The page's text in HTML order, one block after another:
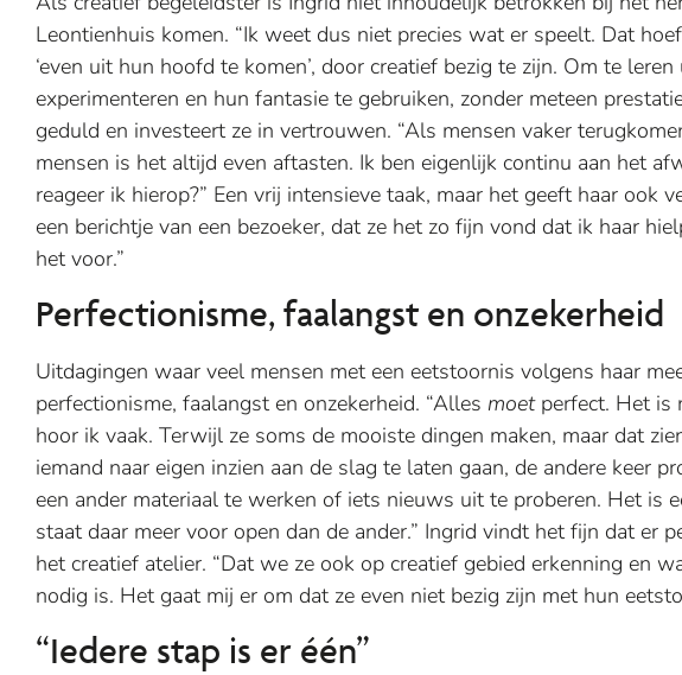
Leontienhuis komen. “Ik weet dus niet precies wat er speelt. Dat
‘even uit hun hoofd te komen’, door creatief bezig te zijn. Om te
experimenteren en hun fantasie te gebruiken, zonder meteen
geduld en investeert ze in vertrouwen. “Als mensen vaker
mensen is het altijd even aftasten. Ik ben eigenlijk continu aan het
reageer ik hierop?” Een vrij intensieve taak, maar het geeft haar ook
een berichtje van een bezoeker, dat ze het zo fijn vond dat ik haar
het voor.”
Perfectionisme, faalangst en onzekerheid
Uitdagingen waar veel mensen met een eetstoornis volgens haar
perfectionisme, faalangst en onzekerheid. “Alles moet perfect. Het is
hoor ik vaak. Terwijl ze soms de mooiste dingen maken, maar dat
iemand naar eigen inzien aan de slag te laten gaan, de andere keer
een ander materiaal te werken of iets nieuws uit te proberen. Het is
staat daar meer voor open dan de ander.” Ingrid vindt het fijn dat er
het creatief atelier. “Dat we ze ook op creatief gebied erkenning en
nodig is. Het gaat mij er om dat ze even niet bezig zijn met hun
“Iedere stap is er één”